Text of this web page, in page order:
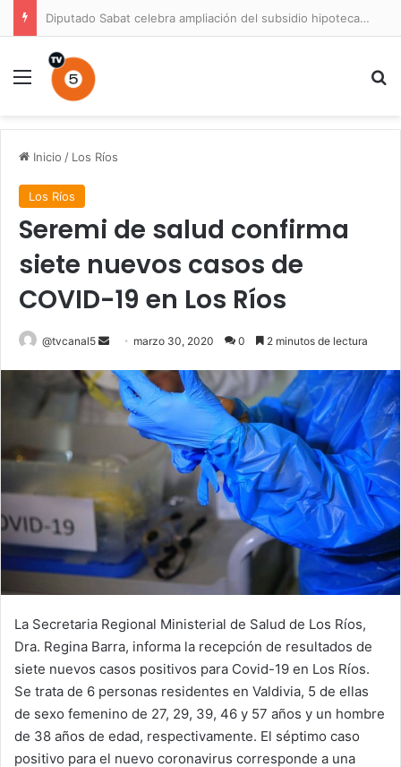
Diputado Sabat celebra ampliación del subsidio hipotecario con viviendas de hasta 6.000 UF
Menú
Inicio / Los Ríos
Los Ríos
Seremi de salud confirma
siete nuevos casos de
COVID-19 en Los Ríos
@tvcanal5
Send
email
marzo 30, 2020 0 2 minutos de lectura
La Secretaria Regional Ministerial de Salud de Los Ríos,
Dra. Regina Barra, informa la recepción de resultados de
siete nuevos casos positivos para Covid-19 en Los Ríos.
Se trata de 6 personas residentes en Valdivia, 5 de ellas
de sexo femenino de 27, 29, 39, 46 y 57 años y un hombre
de 38 años de edad, respectivamente. El séptimo caso
positivo para el nuevo coronavirus corresponde a una